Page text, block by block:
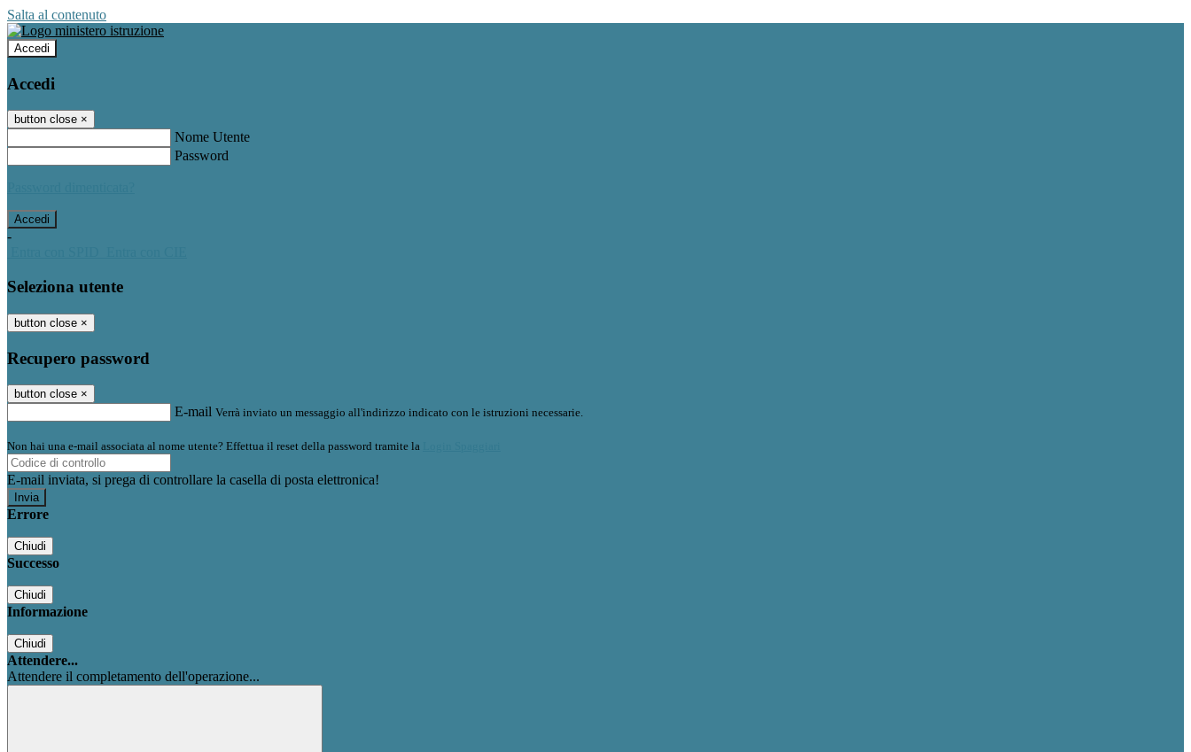
Salta al contenuto
Accedi
Accedi
button close ×
Nome Utente
Password
-
Seleziona utente
button close ×
Recupero password
button close ×
E-mail Verrà inviato un messaggio all'indirizzo indicato con le istruzioni necessarie.
Non hai una e-mail associata al nome utente? Effettua il reset della password tramite la
E-mail inviata, si prega di controllare la casella di posta elettronica!
Errore
Chiudi
Successo
Chiudi
Informazione
Chiudi
Attendere...
Attendere il completamento dell'operazione...